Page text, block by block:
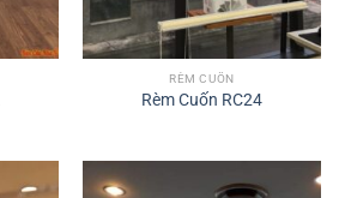
RÈM CUỐN
Rèm Cuốn RC24